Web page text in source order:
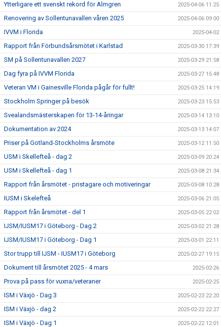
Ytterligare ett svenskt rekord för Almgren 2025-04-06 11:25
Renovering av Sollentunavallen våren 2025 2025-04-06 09:00
IVVM i Florida 2025-04-02
Rapport från Förbundsårsmötet i Karlstad 2025-03-30 17:39
SM på Sollentunavallen 2027 2025-03-29 21:58
Dag fyra på IVVM Florida 2025-03-27 15:48
Veteran VM i Gainesville Florida pågår för fullt! 2025-03-25 14:19
Stockholm Springer på besök 2025-03-23 15:53
Svealandsmästerskapen för 13-14-åringar 2025-03-14 13:10
Dokumentation av 2024 2025-03-13 14:07
Priser på Gotland-Stockholms årsmöte 2025-03-12 11:50
USM i Skellefteå - dag 2 2025-03-09 20:24
USM i Skellefteå - dag 1 2025-03-08 21:34
Rapport från årsmötet - pristagare och motiveringar 2025-03-08 10:28
IUSM i Skelefteå 2025-03-06 21:05
Rapport från årsmötet - del 1 2025-03-05 22:02
IJSM/IUSM17 i Göteborg - Dag 2 2025-03-02 21:28
IJSM/IUSM17 i Göteborg - Dag 1 2025-03-01 22:11
Stor trupp till IJSM - IUSM17 i Göteborg 2025-02-27 19:15
Dokument till årsmötet 2025 - 4 mars 2025-02-26
Prova på pass för vuxna/veteraner 2025-02-25
ISM i Växjö - Dag 3 2025-02-23 22:20
ISM i Växjö - dag 2 2025-02-22 22:27
ISM i Växjö - Dag 1 2025-02-22 12:01